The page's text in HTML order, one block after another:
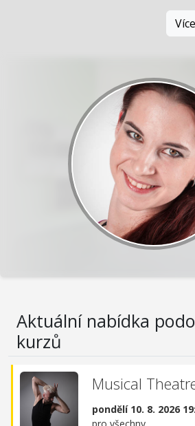
Aktuální nabídka
kurzů
Musical
pondělí 10. 8. 2026